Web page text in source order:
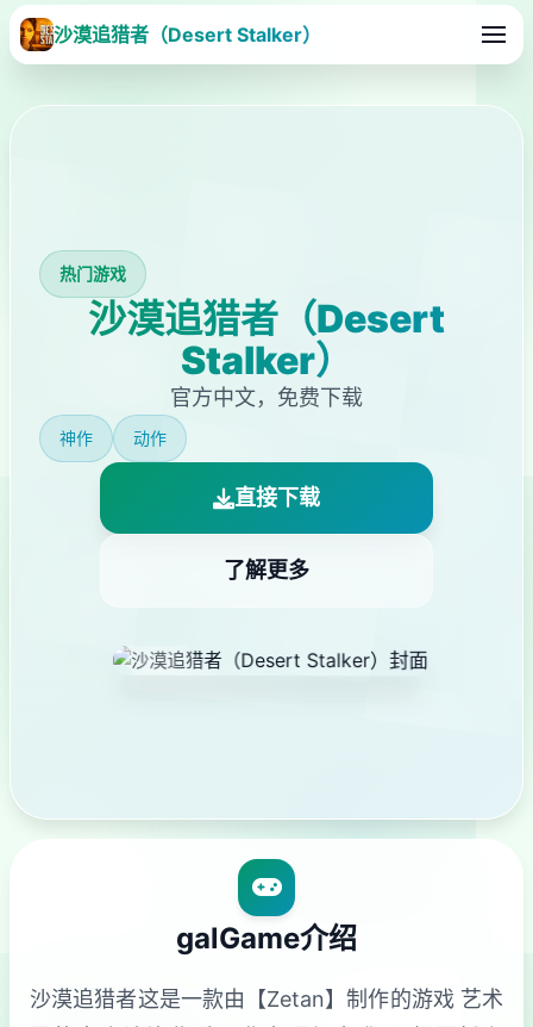
沙漠追猎者（Desert Stalker）
热门游戏
沙漠追猎者（Desert
Stalker）
官方中文，免费下载
神作 动作
直接下载
了解更多
galGame介绍
沙漠追猎者这是一款由【Zetan】制作的游戏 艺术